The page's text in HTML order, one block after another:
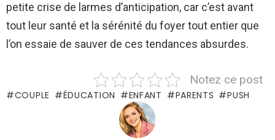
petite crise de larmes d’anticipation, car c’est avant
tout leur santé et la sérénité du foyer tout entier que
l’on essaie de sauver de ces tendances absurdes.
Notez ce post
COUPLE ÉDUCATION ENFANT PARENTS PUSH